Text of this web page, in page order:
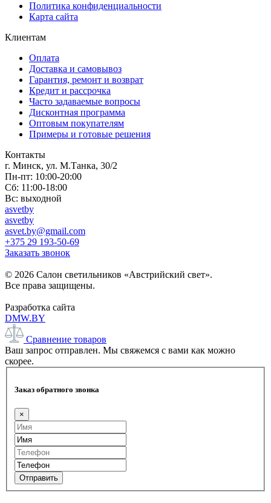
Политика конфиденциальности
Карта сайта
Клиентам
Оплата
Доставка и самовывоз
Гарантия, ремонт и возврат
Кредит и рассрочка
Часто задаваемые вопросы
Дисконтная программа
Оптовым покупателям
Примеры и готовые решения
Контакты
г. Минск, ул. М.Танка, 30/2
Пн-пт: 10:00-20:00
Сб: 11:00-18:00
Вс: выходной
asvetby
asvetby
asvet.by@gmail.com
+375 29 193-50-69
Заказать звонок
© 2026 Салон светильников «Австрийский свет».
Все права защищены.
Разработка сайта
DMW.BY
Сравнение товаров
Ваш запрос отправлен. Мы свяжемся с вами как можно
скорее.
Заказ обратного звонка
×
Отправить